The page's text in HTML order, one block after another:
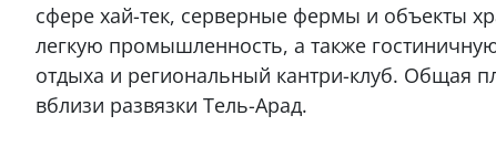
сфере хай-тек, серверные фермы и объекты
легкую промышленность, а также
отдыха и региональный кантри-клуб. Общая
вблизи развязки Тель-Арад.